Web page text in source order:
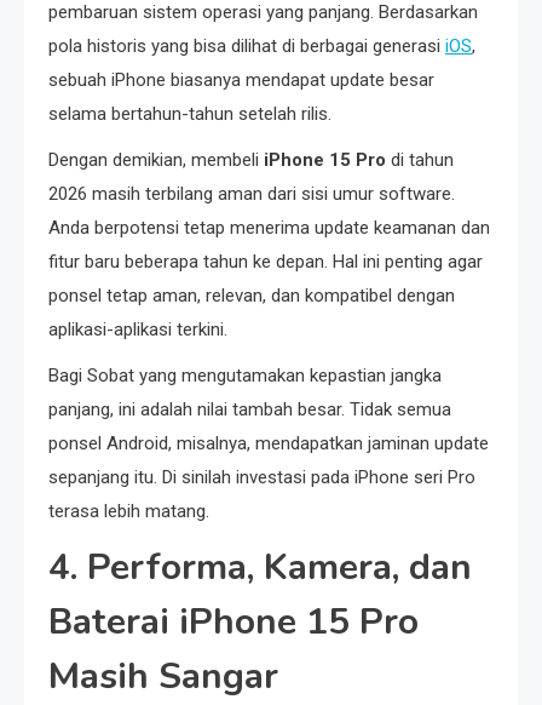
pembaruan sistem operasi yang panjang. Berdasarkan
pola historis yang bisa dilihat di berbagai generasi iOS,
sebuah iPhone biasanya mendapat update besar
selama bertahun-tahun setelah rilis.
Dengan demikian, membeli iPhone 15 Pro di tahun
2026 masih terbilang aman dari sisi umur software.
Anda berpotensi tetap menerima update keamanan dan
fitur baru beberapa tahun ke depan. Hal ini penting agar
ponsel tetap aman, relevan, dan kompatibel dengan
aplikasi-aplikasi terkini.
Bagi Sobat yang mengutamakan kepastian jangka
panjang, ini adalah nilai tambah besar. Tidak semua
ponsel Android, misalnya, mendapatkan jaminan update
sepanjang itu. Di sinilah investasi pada iPhone seri Pro
terasa lebih matang.
4. Performa, Kamera, dan
Baterai iPhone 15 Pro
Masih Sangar